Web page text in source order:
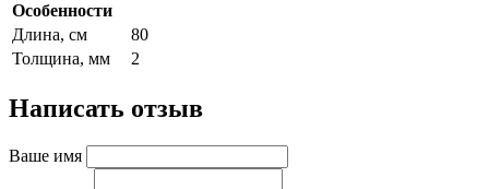
Особенности
Длина, см
80
Толщина, мм
2
Написать отзыв
Ваше имя